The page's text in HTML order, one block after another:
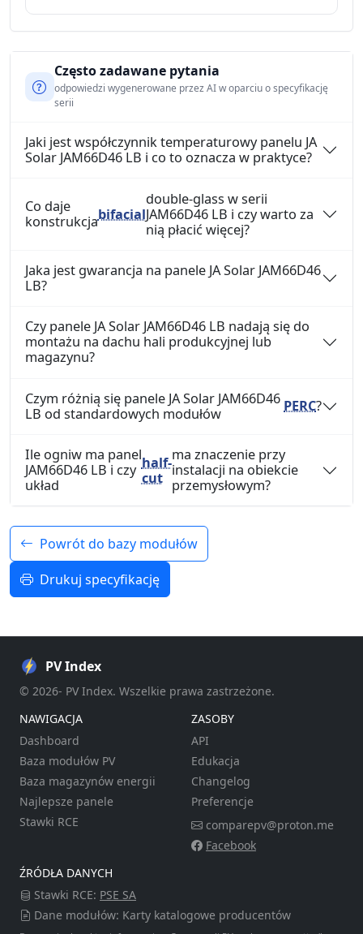
Często zadawane pytania
odpowiedzi wygenerowane przez AI w oparciu o specyfikację
serii
Jaki jest współczynnik temperaturowy panelu JA
Solar JAM66D46 LB i co to oznacza w praktyce?
Co daje
konstrukcjabifacial
double-glass w serii
JAM66D46 LB i czy warto za
nią płacić więcej?
Jaka jest gwarancja na panele JA Solar JAM66D46
LB?
Czy panele JA Solar JAM66D46 LB nadają się do
montażu na dachu hali produkcyjnej lub
magazynu?
Czym różnią się panele JA Solar JAM66D46
LB od standardowych modułów
PERC?
Ile ogniw ma panel
JAM66D46 LB i czy
układ
half-
cut
ma znaczenie przy
instalacji na obiekcie
przemysłowym?
Powrót do bazy modułów
Drukuj specyfikację
PV Index
© 2026- PV Index. Wszelkie prawa zastrzeżone.
NAWIGACJA
Dashboard
Baza modułów PV
Baza magazynów energii
Najlepsze panele
Stawki RCE
ZASOBY
API
Edukacja
Changelog
Preferencje
comparepv@proton.me
Facebook
ŹRÓDŁA DANYCH
Stawki RCE: PSE SA
Dane modułów: Karty katalogowe producentów